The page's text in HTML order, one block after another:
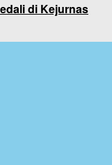
di Kejurnas